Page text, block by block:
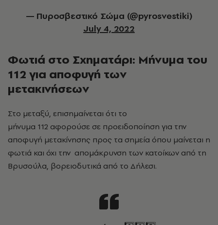
— Πυροσβεστικό Σώμα (@pyrosvestiki)
July 4, 2022
Φωτιά στο Σχηματάρι: Μήνυμα του
112 για αποφυγή των
μετακινήσεων
Στο μεταξύ, επισημαίνεται ότι το
μήνυμα 112 αφορούσε σε προειδοποίηση για την
αποφυγή μετακίνησης προς τα σημεία όπου μαίνεται η
φωτιά και όχι την απομάκρυνση των κατοίκων από τη
Βρυσούλα, βορειοδυτικά από το Δήλεσι.